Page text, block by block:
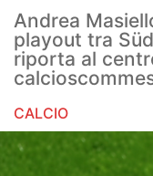
AC Monza
Calcio
Volley
Andrea
playout tra
riporta al
CALCIO